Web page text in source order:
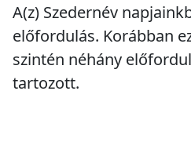
A(z) Szedernév
előfordulás. Korábban
szintén néhány
tartozott.